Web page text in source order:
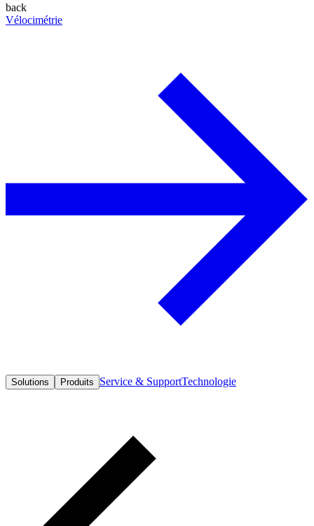
back
Vélocimétrie
Solutions Produits Service & SupportTechnologie